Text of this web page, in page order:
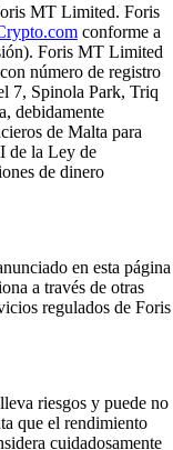
MT Limited. Foris
conforme a
Foris MT Limited
número de registro
7, Spinola Park, Triq
debidamente
de Malta para
de la Ley de
de dinero
en esta página
a través de otras
regulados de Foris
riesgos y puede no
que el rendimiento
cuidadosamente